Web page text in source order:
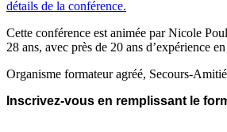
détails de la conférence.
Cette conférence est animée par Nicole
28 ans, avec près de 20 ans d’expérience
Organisme formateur agréé, Secours-
Inscrivez-vous en remplissant le